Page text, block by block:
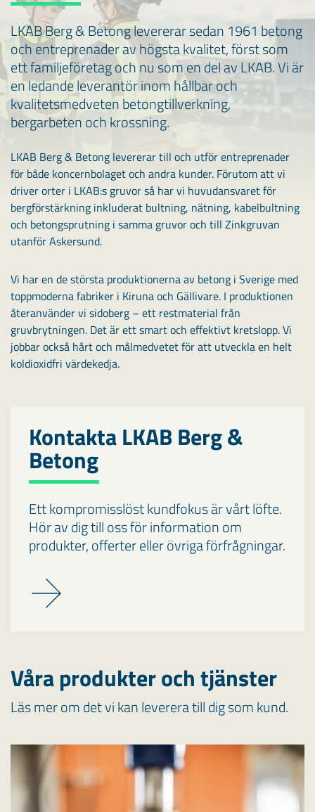
LKAB Berg & Betong levererar sedan 1961 betong
och entreprenader av högsta kvalitet, först som
ett familjeföretag och nu som en del av LKAB. Vi är
en ledande leverantör inom hållbar och
kvalitetsmedveten betongtillverkning,
bergarbeten och krossning.
LKAB Berg & Betong levererar till och utför entreprenader
för både koncernbolaget och andra kunder. Förutom att vi
driver orter i LKAB:s gruvor så har vi huvudansvaret för
bergförstärkning inkluderat bultning, nätning, kabelbultning
och betongsprutning i samma gruvor och till Zinkgruvan
utanför Askersund.
Vi har en de största produktionerna av betong i Sverige med
toppmoderna fabriker i Kiruna och Gällivare. I produktionen
återanvänder vi sidoberg – ett restmaterial från
gruvbrytningen. Det är ett smart och effektivt kretslopp. Vi
jobbar också hårt och målmedvetet för att utveckla en helt
koldioxidfri värdekedja.
Kontakta LKAB Berg &
Betong
Ett kompromisslöst kundfokus är vårt löfte.
Hör av dig till oss för information om
produkter, offerter eller övriga förfrågningar.
Våra produkter och tjänster
Läs mer om det vi kan leverera till dig som kund.